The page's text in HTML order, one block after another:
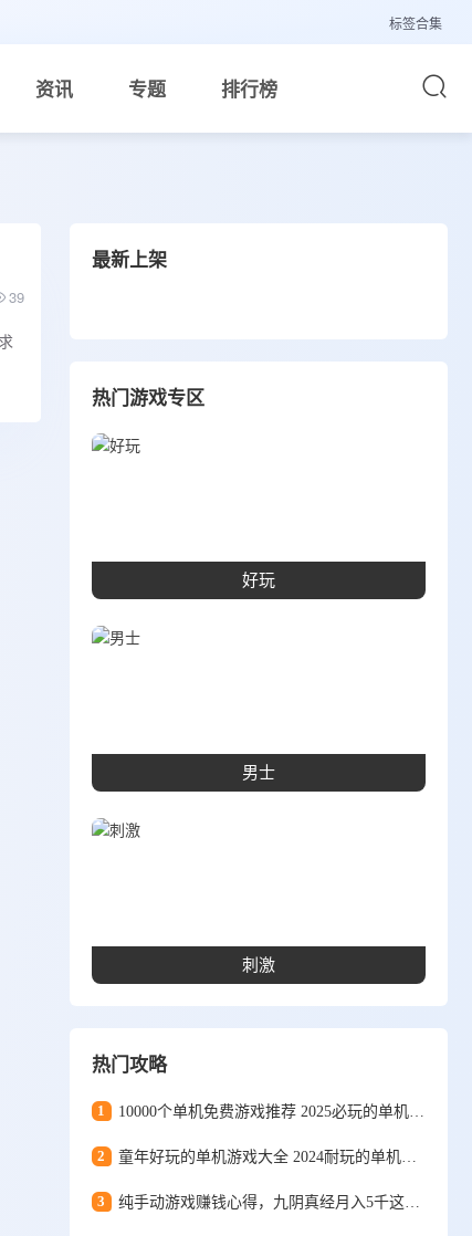
标签合集
资讯 专题 排行榜
39
最新上架
热门游戏专区
好玩
男士
刺激
热门攻略
1 10000个单机免费游戏推荐 2025必玩的单机游戏排行
2 童年好玩的单机游戏大全 2024耐玩的单机游戏合集
3 纯手动游戏赚钱心得，九阴真经月入5千这些年